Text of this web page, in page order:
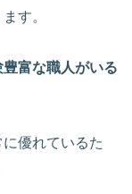
す。
富な職人がいる
優れているた